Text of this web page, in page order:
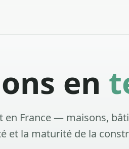
en
en France — maisons,
et la maturité de la